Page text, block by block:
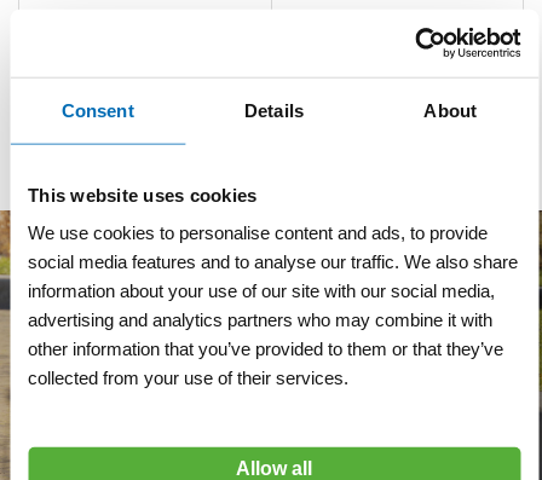
Consent Details About
This website uses cookies
We use cookies to personalise content and ads, to provide
social media features and to analyse our traffic. We also share
information about your use of our site with our social media,
advertising and analytics partners who may combine it with
other information that you’ve provided to them or that they’ve
collected from your use of their services.
Allow all
(LXBxH)